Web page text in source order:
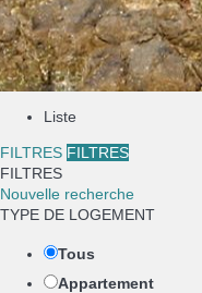
Liste
FILTRES FILTRES
FILTRES
Nouvelle recherche
TYPE DE LOGEMENT
Tous
Appartement